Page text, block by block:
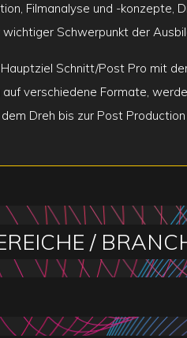
Filmanalyse und -konzepte,
Schwerpunkt der
Schnitt/Post Pro mit
verschiedene Formate,
Dreh bis zur Post
/